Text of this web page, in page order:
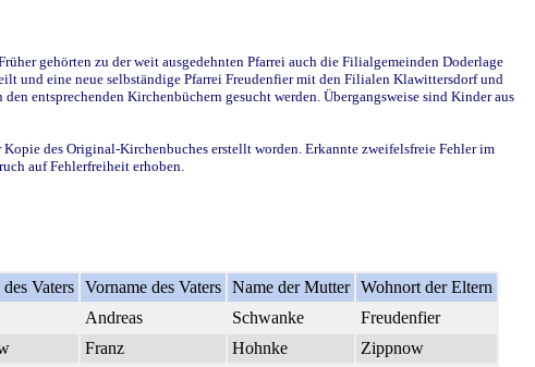
gehörten zu der weit ausgedehnten Pfarrei auch die Filialgemeinden Doderlage
und eine neue selbständige Pfarrei Freudenfier mit den Filialen Klawittersdorf und
entsprechenden Kirchenbüchern gesucht werden. Übergangsweise sind Kinder aus
des Original-Kirchenbuches erstellt worden. Erkannte zweifelsfreie Fehler im
auf Fehlerfreiheit erhoben.
Vaters Vorname des Vaters Name der Mutter Wohnort der Eltern
Andreas Schwanke
Freudenfier
Franz Hohnke
Zippnow